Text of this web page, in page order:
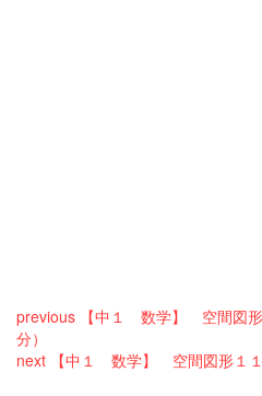
previous 【中１ 数学】 空間図
分）
next 【中１ 数学】 空間図形１